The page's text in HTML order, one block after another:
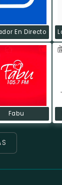
En Directo
Fabu